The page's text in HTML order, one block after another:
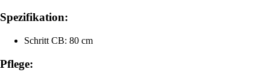
Spezifikation:
Schritt CB: 80 cm
Pflege: